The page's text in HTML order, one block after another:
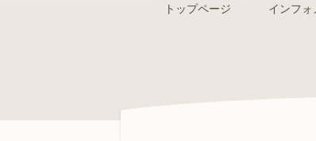
トップページ インフ